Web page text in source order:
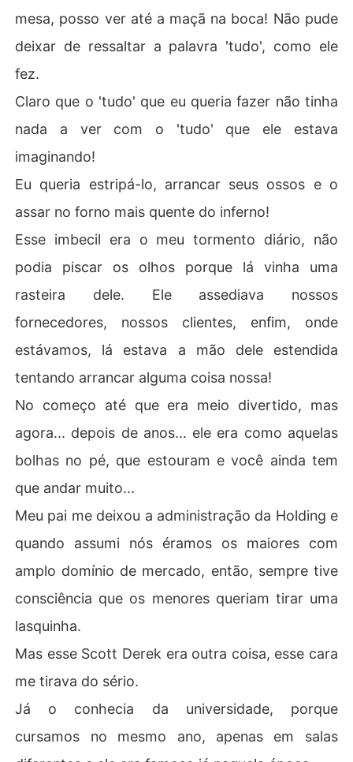
mesa, posso ver até a maçã na boca! Não pude
deixar de ressaltar a palavra 'tudo', como ele
fez.
Claro que o 'tudo' que eu queria fazer não tinha
nada a ver com o 'tudo' que ele estava
imaginando!
Eu queria estripá-lo, arrancar seus ossos e o
assar no forno mais quente do inferno!
Esse imbecil era o meu tormento diário, não
podia piscar os olhos porque lá vinha uma
rasteira dele. Ele assediava nossos
fornecedores, nossos clientes, enfim, onde
estávamos, lá estava a mão dele estendida
tentando arrancar alguma coisa nossa!
No começo até que era meio divertido, mas
agora... depois de anos... ele era como aquelas
bolhas no pé, que estouram e você ainda tem
que andar muito...
Meu pai me deixou a administração da Holding e
quando assumi nós éramos os maiores com
amplo domínio de mercado, então, sempre tive
consciência que os menores queriam tirar uma
lasquinha.
Mas esse Scott Derek era outra coisa, esse cara
me tirava do sério.
Já o conhecia da universidade, porque
cursamos no mesmo ano, apenas em salas